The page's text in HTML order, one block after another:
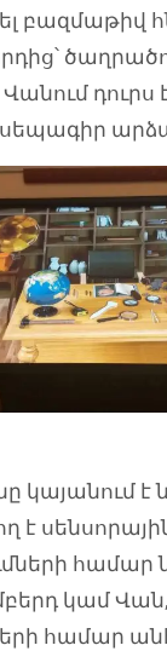
դուրս է
կայանում է
է
կամ
համար